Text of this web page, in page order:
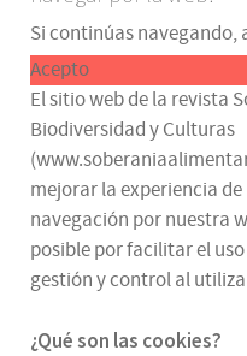
Si continúas navegando,
Acepto
El sitio web de la revista
Biodiversidad y Culturas
mejorar la experiencia
navegación por nuestra
posible por facilitar el
gestión y control al
¿Qué son las cookies?